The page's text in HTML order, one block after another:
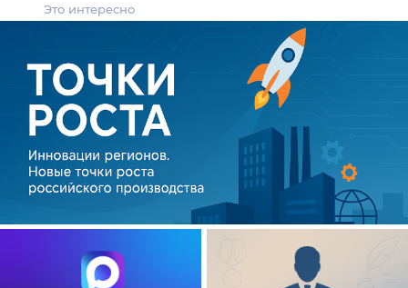
Это интересно